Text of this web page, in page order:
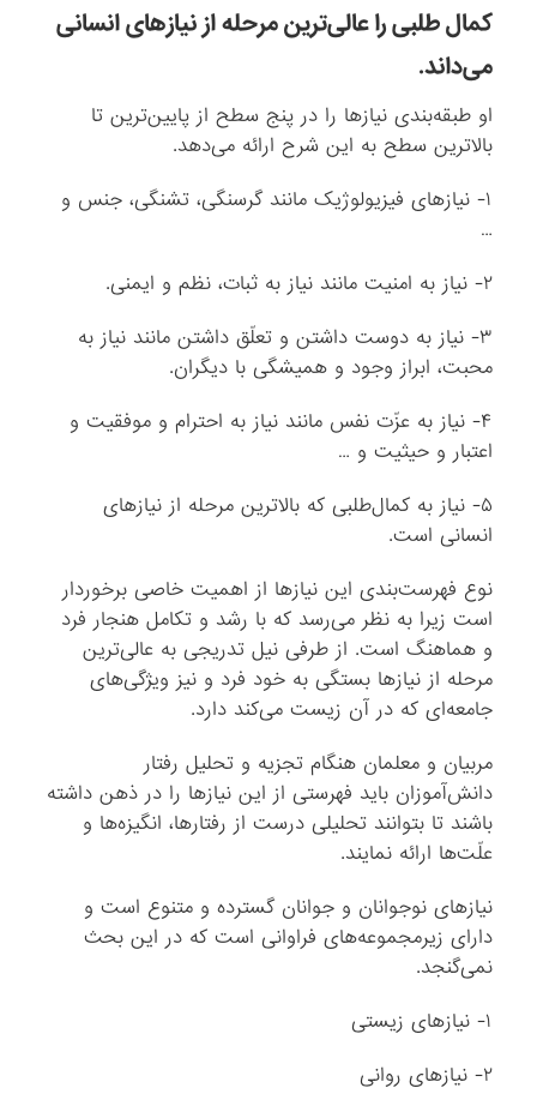
کمال طلبی را عالی‌ترین مرحله از نیازهای انسانی
می‌‌داند.
او طبقه‌بندی نیازها را در پنج سطح از پایین‌ترین تا
بالاترین سطح به این شرح ارائه می‌دهد.
۱- نیازهای فیزیولوژیک مانند گرسنگی، تشنگی، جنس و
…
۲- نیاز به امنیت مانند نیاز به ثبات، نظم و ایمنی.
۳- نیاز به دوست داشتن و تعلّق داشتن مانند نیاز به
محبت، ابراز وجود و همیشگی با دیگران.
۴- نیاز به عزّت نفس مانند نیاز به احترام و موفقیت و
اعتبار و حیثیت و …
۵- نیاز به کمال‌طلبی که بالاترین مرحله از نیازهای
انسانی است.
نوع فهرست‌بندی این نیازها از اهمیت خاصی برخوردار
است زیرا به نظر می‌رسد که با رشد و تکامل هنجار فرد
و هماهنگ است. از طرفی نیل تدریجی به عالی‌ترین
مرحله از نیازها بستگی به خود فرد و نیز ویژگی‌های
جامعه‌ای که در آن زیست می‌کند دارد.
مربیان و معلمان هنگام تجزیه و تحلیل رفتار
دانش‌آموزان باید فهرستی از این نیازها را در ذهن داشته
باشند تا بتوانند تحلیلی درست از رفتارها، انگیزه‌ها و
علّت‌ها ارائه نمایند.
نیازهای نوجوانان و جوانان گسترده و متنوع است و
دارای زیرمجموعه‌های فراوانی است که در این بحث
نمی‌گنجد.
۱- نیازهای زیستی
۲- نیازهای روانی